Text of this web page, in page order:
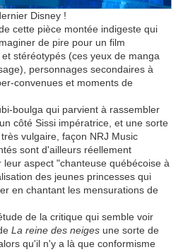
Disney !
cette pièce montée indigeste qui
de pire pour un film
stéréotypés (ces yeux de manga
personnages secondaires à
convenues et moments de
boulga qui parvient à rassembler
côté Sissi impératrice, et une sorte
vulgaire, façon NRJ Music
sont d'ailleurs réellement
aspect "chanteuse québécoise à
des jeunes princesses qui
en chantant les mensurations de
de la critique qui semble voir
La reine des neiges une sorte de
qu'il n'y a là que conformisme